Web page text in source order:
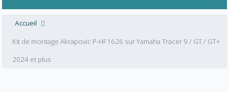
Accueil
Kit de montage Akrapovic P-HF1626 sur Yamaha Tracer 9 / GT / GT+
2024 et plus